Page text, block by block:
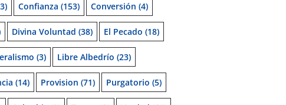
Confianza (153) Conversión (4)
Divina Voluntad (38) El Pecado (18)
(3) Libre Albedrío (23)
(14) Provision (71) Purgatorio (5)